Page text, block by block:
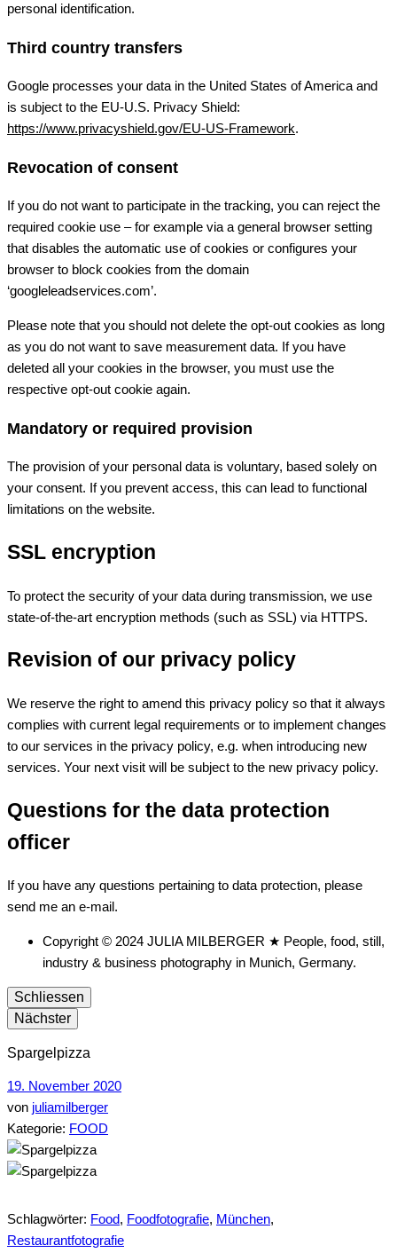
personal identification.
Third country transfers
Google processes your data in the United States of America and
is subject to the EU-U.S. Privacy Shield:
https://www.privacyshield.gov/EU-US-Framework.
Revocation of consent
If you do not want to participate in the tracking, you can reject the
required cookie use – for example via a general browser setting
that disables the automatic use of cookies or configures your
browser to block cookies from the domain
‘googleleadservices.com’.
Please note that you should not delete the opt-out cookies as long
as you do not want to save measurement data. If you have
deleted all your cookies in the browser, you must use the
respective opt-out cookie again.
Mandatory or required provision
The provision of your personal data is voluntary, based solely on
your consent. If you prevent access, this can lead to functional
limitations on the website.
SSL encryption
To protect the security of your data during transmission, we use
state-of-the-art encryption methods (such as SSL) via HTTPS.
Revision of our privacy policy
We reserve the right to amend this privacy policy so that it always
complies with current legal requirements or to implement changes
to our services in the privacy policy, e.g. when introducing new
services. Your next visit will be subject to the new privacy policy.
Questions for the data protection
officer
If you have any questions pertaining to data protection, please
send me an e-mail.
Copyright © 2024 JULIA MILBERGER ★ People, food, still,
industry & business photography in Munich, Germany.
Schliessen
Nächster
Spargelpizza
19. November 2020
von juliamilberger
Kategorie: FOOD
Schlagwörter: Food, Foodfotografie, München,
Restaurantfotografie